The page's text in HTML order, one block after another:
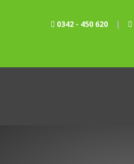
0342 - 450 620 |